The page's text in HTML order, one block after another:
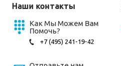
Наши контакты
Как Мы Можем Вам
Помочь?
+7 (495) 241-19-42